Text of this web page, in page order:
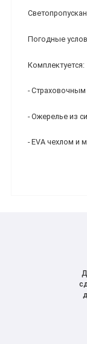
Погодные
Комплектуется:
-
- Ожерелье из
- EVA чехлом и